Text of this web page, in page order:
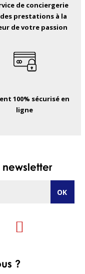
de conciergerie
prestations à la
de votre passion
100% sécurisé en
ligne
?